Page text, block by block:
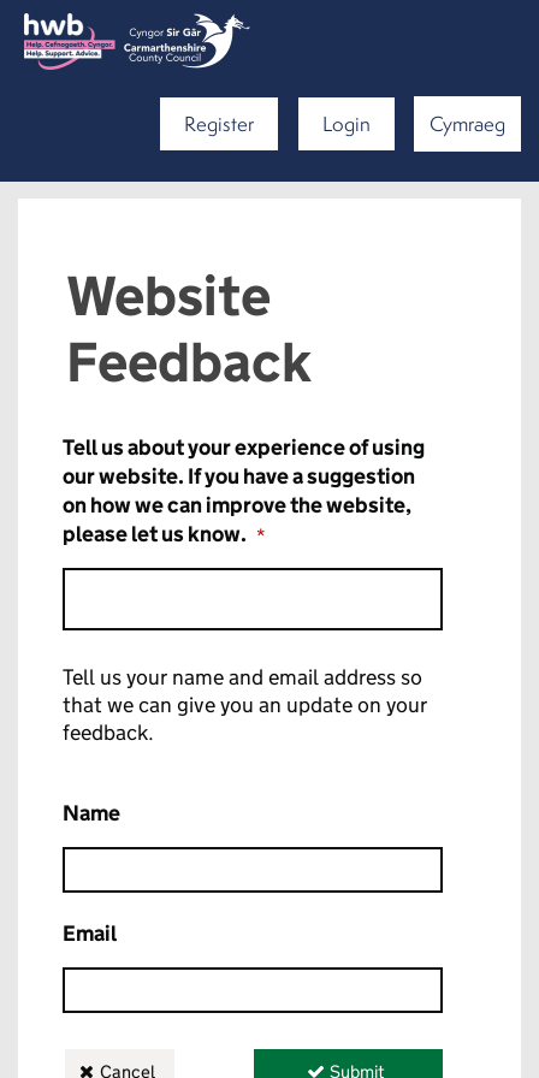
Register Login Cymraeg